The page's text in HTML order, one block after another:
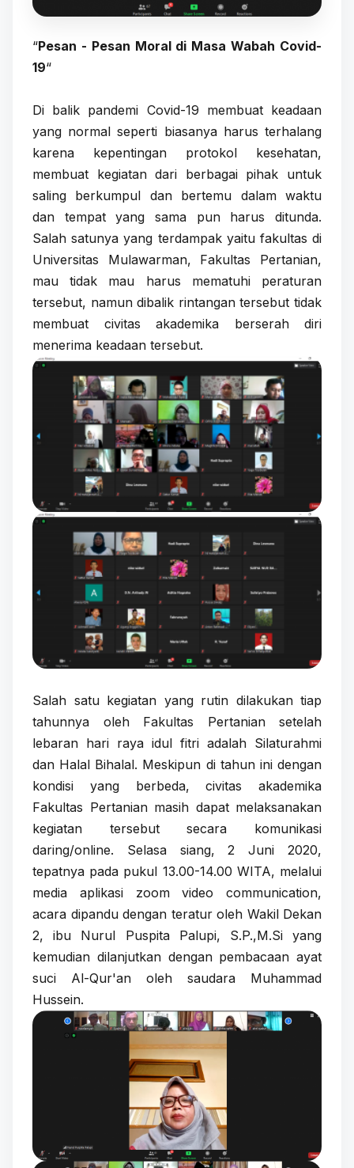
“Pesan - Pesan Moral di Masa Wabah Covid-
19“
Di balik pandemi Covid-19 membuat keadaan
yang normal seperti biasanya harus terhalang
karena kepentingan protokol kesehatan,
membuat kegiatan dari berbagai pihak untuk
saling berkumpul dan bertemu dalam waktu
dan tempat yang sama pun harus ditunda.
Salah satunya yang terdampak yaitu fakultas di
Universitas Mulawarman, Fakultas Pertanian,
mau tidak mau harus mematuhi peraturan
tersebut, namun dibalik rintangan tersebut tidak
membuat civitas akademika berserah diri
menerima keadaan tersebut.
Salah satu kegiatan yang rutin dilakukan tiap
tahunnya oleh Fakultas Pertanian setelah
lebaran hari raya idul fitri adalah Silaturahmi
dan Halal Bihalal. Meskipun di tahun ini dengan
kondisi yang berbeda, civitas akademika
Fakultas Pertanian masih dapat melaksanakan
kegiatan tersebut secara komunikasi
daring/online. Selasa siang, 2 Juni 2020,
tepatnya pada pukul 13.00-14.00 WITA, melalui
media aplikasi zoom video communication,
acara dipandu dengan teratur oleh Wakil Dekan
2, ibu Nurul Puspita Palupi, S.P.,M.Si yang
kemudian dilanjutkan dengan pembacaan ayat
suci Al-Qur'an oleh saudara Muhammad
Hussein.